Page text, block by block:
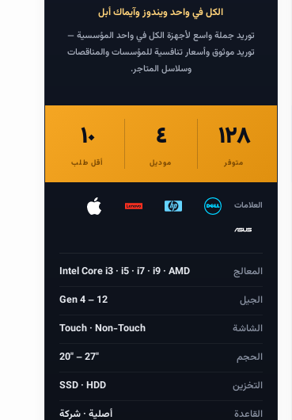
واحد
الكل في واحد ويندوز وآيماك أبل
توريد جملة واسع لأجهزة الكل في واحد المؤسسية —
توريد موثوق وأسعار تنافسية للمؤسسات والمناقصات
وسلاسل المتاجر.
١٢٨
متوفر
٤
موديل
١٠
أقل طلب
العلامات
المعالج
Intel Core i3 · i5 · i7 · i9 · AMD
الجيل
Gen 4 – 12
الشاشة
Touch · Non-Touch
الحجم
20″ – 27″
التخزين
SSD · HDD
القاعدة
أصلية · شركة